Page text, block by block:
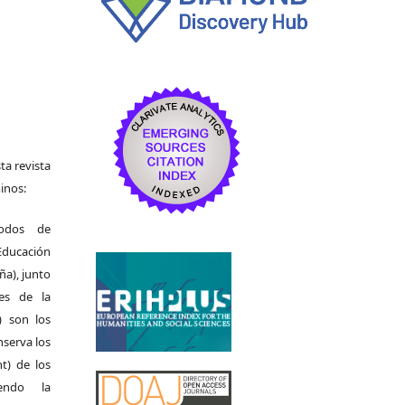
revista
de
junto
de la
son los
los
de los
la